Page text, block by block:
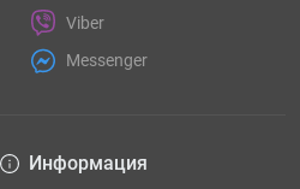
Информация
Viber
Messenger